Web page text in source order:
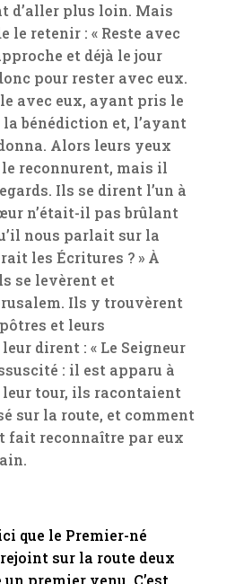
d’aller plus loin. Mais
le retenir : « Reste avec
et déjà le jour
pour rester avec eux.
avec eux, ayant pris le
bénédiction et, l’ayant
Alors leurs yeux
reconnurent, mais il
Ils se dirent l’un à
n’était-il pas brûlant
nous parlait sur la
les Écritures ? » À
se levèrent et
Ils y trouvèrent
et leurs
dirent : « Le Seigneur
: il est apparu à
leur tour, ils racontaient
sur la route, et comment
fait reconnaître par eux
que le Premier-né
sur la route deux
premier venu. C’est